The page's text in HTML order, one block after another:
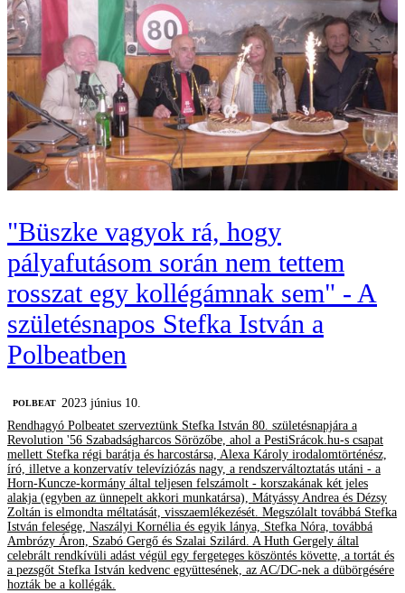
"Büszke vagyok rá, hogy
pályafutásom során nem tettem
rosszat egy kollégámnak sem" - A
születésnapos Stefka István a
Polbeatben
‎POLBEAT 2023 június 10.
Rendhagyó Polbeatet szerveztünk Stefka István 80. születésnapjára a
Revolution '56 Szabadságharcos Sörözőbe, ahol a PestiSrácok.hu-s csapat
mellett Stefka régi barátja és harcostársa, Alexa Károly irodalomtörténész,
író, illetve a konzervatív televíziózás nagy, a rendszerváltoztatás utáni - a
Horn-Kuncze-kormány által teljesen felszámolt - korszakának két jeles
alakja (egyben az ünnepelt akkori munkatársa), Mátyássy Andrea és Dézsy
Zoltán is elmondta méltatását, visszaemlékezését. Megszólalt továbbá Stefka
István felesége, Naszályi Kornélia és egyik lánya, Stefka Nóra, továbbá
Ambrózy Áron, Szabó Gergő és Szalai Szilárd. A Huth Gergely által
celebrált rendkívüli adást végül egy fergeteges köszöntés követte, a tortát és
a pezsgőt Stefka István kedvenc együttesének, az AC/DC-nek a dübörgésére
hozták be a kollégák.